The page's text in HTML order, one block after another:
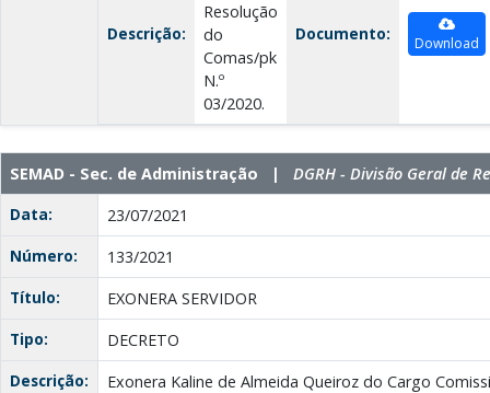
Descrição:
Resolução
do
Comas/pk
N.º
03/2020.
Documento: Download
SEMAD - Sec. de Administração | DGRH - Divisão Geral de
Data:
23/07/2021
Número:
133/2021
Título:
EXONERA SERVIDOR
Tipo:
DECRETO
Descrição:
Exonera Kaline de Almeida Queiroz do Cargo